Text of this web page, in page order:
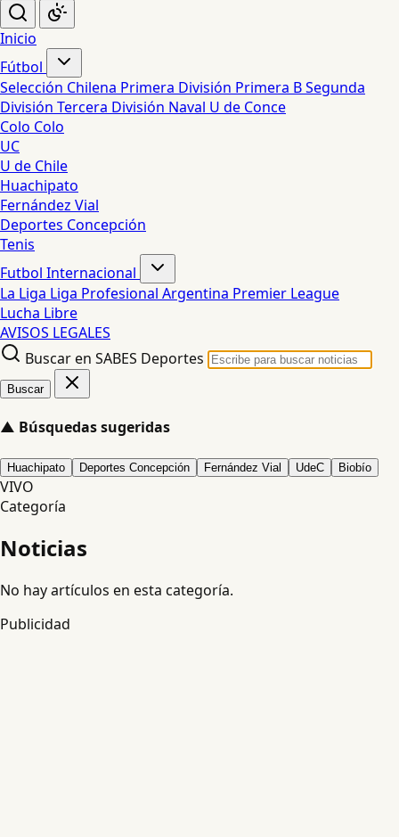
Inicio
Fútbol
Selección Chilena Primera División Primera BSegunda
División Tercera División Naval U de Conce
Colo Colo
UC
U de Chile
Huachipato
Fernández Vial
Deportes Concepción
Tenis
Futbol Internacional
La Liga Liga Profesional Argentina Premier League
Lucha Libre
AVISOS LEGALES
Buscar en SABES Deportes
Buscar
▲ Búsquedas sugeridas
Huachipato Deportes Concepción Fernández Vial UdeC Biobío
VIVO
Categoría
Noticias
No hay artículos en esta categoría.
Publicidad